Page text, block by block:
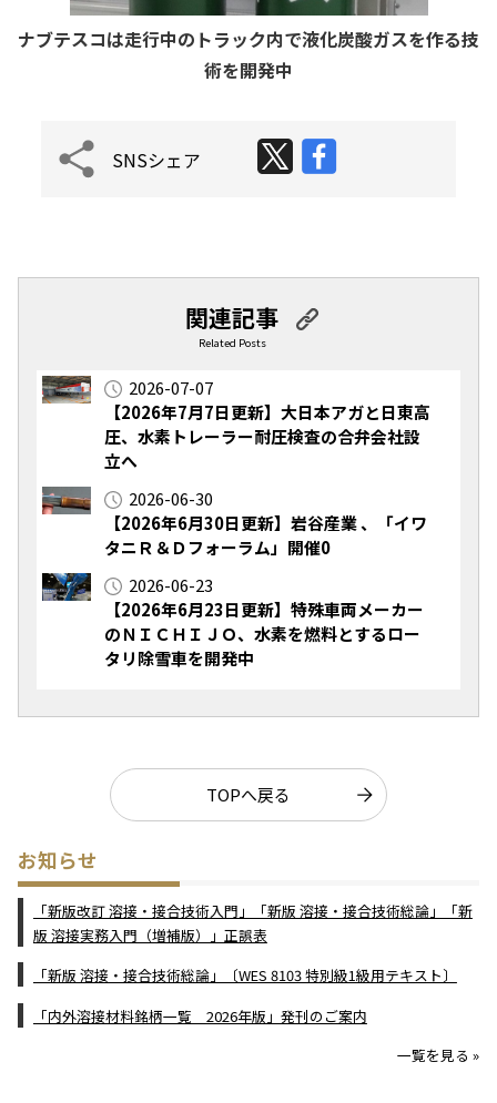
ナブテスコは走行中のトラック内で液化炭酸ガスを作る技
術を開発中
SNSシェア
関連記事
Related Posts
2026-07-07
【2026年7月7日更新】大日本アガと日東高
圧、水素トレーラー耐圧検査の合弁会社設
立へ
2026-06-30
【2026年6月30日更新】岩谷産業 、「イワ
タニＲ＆Ｄフォーラム」開催0
2026-06-23
【2026年6月23日更新】特殊車両メーカー
のＮＩＣＨＩＪＯ、水素を燃料とするロー
タリ除雪車を開発中
TOPへ戻る
お知らせ
「新版改訂 溶接・接合技術入門」「新版 溶接・接合技術総論」「新
版 溶接実務入門（増補版）」正誤表
「新版 溶接・接合技術総論」〔WES 8103 特別級1級用テキスト〕
「内外溶接材料銘柄一覧 2026年版」発刊のご案内
一覧を見る »